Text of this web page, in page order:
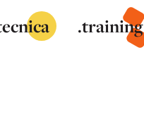
.training